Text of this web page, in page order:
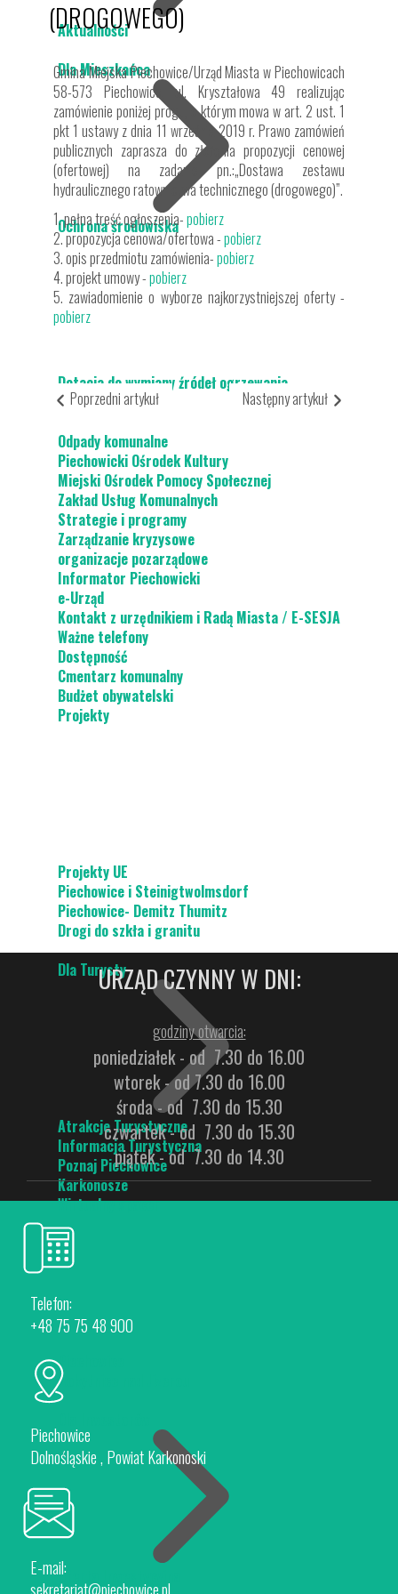
Aktualności
Dla Mieszkańca
Ochrona środowiska
Dotacja do wymiany źródeł ogrzewania
Ciepłe Mieszkanie
Odpady komunalne
Piechowicki Ośrodek Kultury
Miejski Ośrodek Pomocy Społecznej
Zakład Usług Komunalnych
Strategie i programy
Zarządzanie kryzysowe
organizacje pozarządowe
Informator Piechowicki
e-Urząd
Kontakt z urzędnikiem i Radą Miasta / E-SESJA
Ważne telefony
Dostępność
Cmentarz komunalny
Budżet obywatelski
Projekty
Projekty UE
Piechowice i Steinigtwolmsdorf
Piechowice- Demitz Thumitz
Drogi do szkła i granitu
Dla Turysty
Atrakcje Turystyczne
Informacja Turystyczna
Poznaj Piechowice
Karkonosze
Wirtualny spacer
Piechowice
Rokytnice nad Jizerou
Oferta Inwestycyjna
(DROGOWEGO)
Gmina Miejska Piechowice/Urząd Miasta w Piechowicach
58-573 Piechowice, ul. Kryształowa 49 realizując
zamówienie poniżej progu, o którym mowa w art. 2 ust. 1
pkt 1 ustawy z dnia 11 września 2019 r. Prawo zamówień
publicznych zaprasza do złożenia propozycji cenowej
(ofertowej) na zadanie pn.:„Dostawa zestawu
hydraulicznego ratownictwa technicznego (drogowego)”.
1. pełna treść ogłoszenia-pobierz
2. propozycja cenowa/ofertowa -pobierz
3. opis przedmiotu zamówienia-pobierz
4. projekt umowy -pobierz
5. zawiadomienie o wyborze najkorzystniejszej oferty -
pobierz
Poprzedni artykuł Następny artykuł
URZĄD CZYNNY W DNI:
godziny otwarcia:
poniedziałek - od 7.30 do 16.00
wtorek - od 7.30 do 16.00
środa - od 7.30 do 15.30
czwartek - od 7.30 do 15.30
piątek - od 7.30 do 14.30
Telefon:
+48 75 75 48 900
Piechowice
Dolnośląskie , Powiat Karkonoski
E-mail: